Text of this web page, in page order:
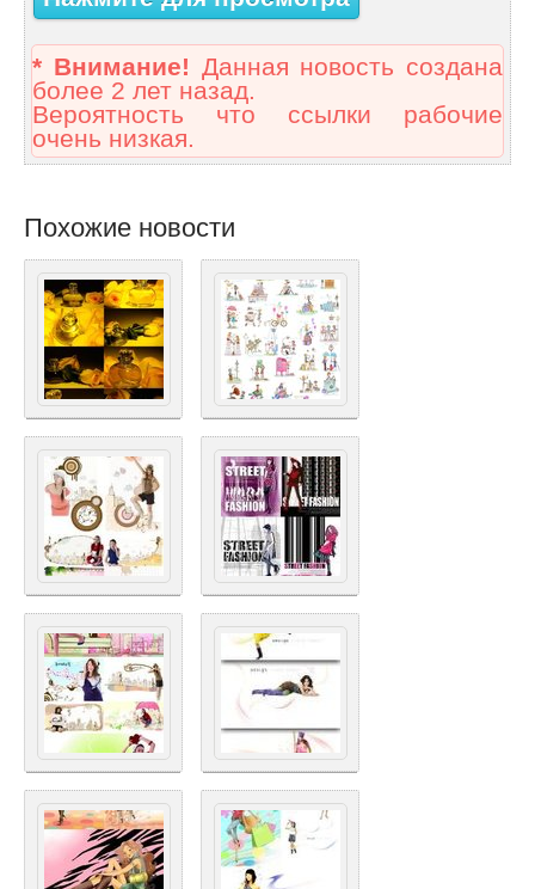
* Внимание! Данная новость создана
более 2 лет назад.
Вероятность что ссылки рабочие
очень низкая.
Похожие новости